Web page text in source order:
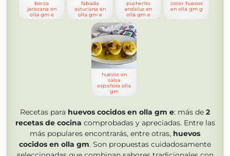
berza
jerezana en
olla gm e
fabada
asturiana en
olla gm e
pucherito
andaluz en
olla gm e
cocer huevos
en olla gm g
huevos en
salsa
española olla
gm
Recetas para huevos cocidos en olla gm e: más de 2
recetas de cocina comprobadas y apreciadas. Entre las
más populares encontrarás, entre otras, huevos
cocidos en olla gm. Son propuestas cuidadosamente